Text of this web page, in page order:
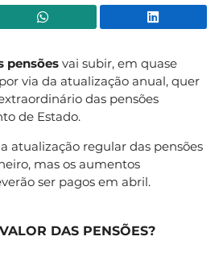
WhatsApp
pensões vai subir, em quase
via da atualização anual, quer
das pensões
de Estado.
atualização regular das pensões
mas os aumentos
ser pagos em abril.
DAS PENSÕES?